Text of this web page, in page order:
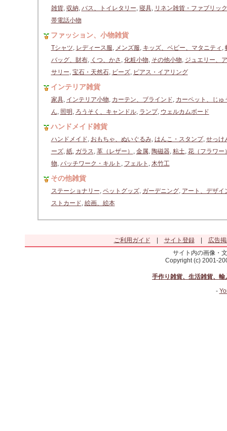
雑貨, 収納, バス、トイレタリー, 寝具, リネン雑貨・ファブリック
帯電話小物
ファッション、小物雑貨
Tシャツ, レディース服, メンズ服, キッズ、ベビー、マタニティ ,
バッグ、財布, くつ、かさ , 化粧小物, その他小物, ジュエリー、
サリー, 宝石・天然石, ビーズ, ピアス・イアリング
インテリア雑貨
家具, インテリア小物, カーテン、ブラインド, カーペット、じゅ
ん, 照明 , ろうそく、キャンドル, ランプ, ウェルカムボード
ハンドメイド雑貨
ハンドメイド, おもちゃ、ぬいぐるみ, はんこ・スタンプ, せっけ
ーズ, 紙, ガラス, 革（レザー） , 金属, 陶磁器, 粘土, 花（フラワー
物, パッチワーク・キルト , フェルト , 木竹工
その他雑貨
ステーショナリー, ペットグッズ, ガーデニング, アート、デザイ
ストカード, 絵画、絵本
ご利用ガイド サイト登録|
広告
サイト内の画像・
Copyright (c) 2001-
手作り雑貨、生活雑貨、
-